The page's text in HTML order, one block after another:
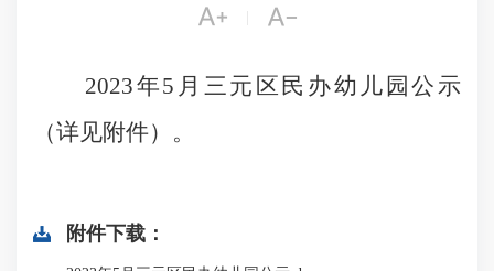
 
2023年5月三元区民办幼儿园公示
（详见附件）。
附件下载：